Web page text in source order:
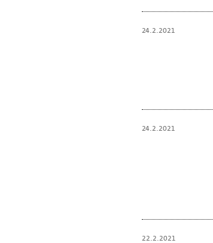
24.2.2021
24.2.2021
22.2.2021